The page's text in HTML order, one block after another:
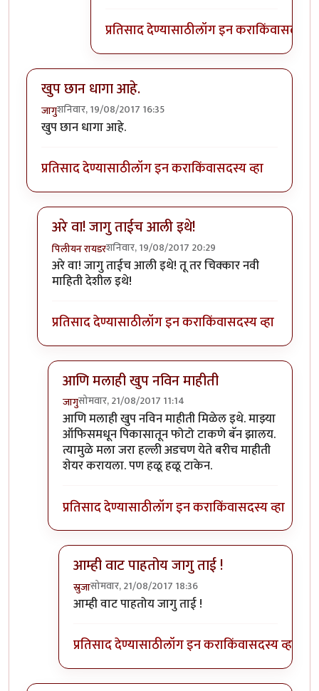
प्रतिसाद देण्यासाठीलॉग इन कराकिंवासदस्य
खुप छान धागा आहे.
जागुशनिवार, 19/08/2017 16:35
खुप छान धागा आहे.
प्रतिसाद देण्यासाठीलॉग इन कराकिंवासदस्य व्हा
अरे वा! जागु ताईच आली इथे!
पिलीयन रायडरशनिवार, 19/08/2017 20:29
In reply toखुप छान धागा आहे.byजागु
अरे वा! जागु ताईच आली इथे! तू तर चिक्कार नवी
माहिती देशील इथे!
प्रतिसाद देण्यासाठीलॉग इन कराकिंवासदस्य व्हा
आणि मलाही खुप नविन माहीती
जागुसोमवार, 21/08/2017 11:14
In reply toअरे वा! जागु ताईच आली इथे!byपिलीयन
आणि मलाही खुप नविन माहीती मिळेल इथे. माझ्या
ऑफिसमधून पिकासातून फोटो टाकणे बॅन झालय.
त्यामुळे मला जरा हल्ली अडचण येते बरीच माहीती
शेयर करायला. पण हळू हळू टाकेन.
प्रतिसाद देण्यासाठीलॉग इन कराकिंवासदस्य व्हा
आम्ही वाट पाहतोय जागु ताई !
स्रुजासोमवार, 21/08/2017 18:36
In reply toआणि मलाही खुप नविन माहीती
आम्ही वाट पाहतोय जागु ताई !
प्रतिसाद देण्यासाठीलॉग इन कराकिंवासदस्य व्हा